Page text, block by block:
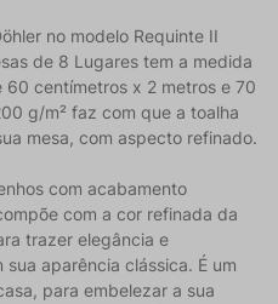
no modelo Requinte II
de 8 Lugares tem a medida
centímetros x 2 metros e 70
g/m² faz com que a toalha
mesa, com aspecto refinado.
com acabamento
com a cor refinada da
trazer elegância e
aparência clássica. É um
para embelezar a sua